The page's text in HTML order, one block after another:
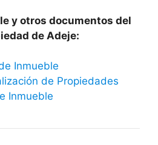
y otros documentos del
de Adeje:
Inmueble
de Propiedades
Inmueble